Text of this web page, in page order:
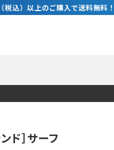
！
ビデオライト
ます！
っと知る
ンド］サーフ